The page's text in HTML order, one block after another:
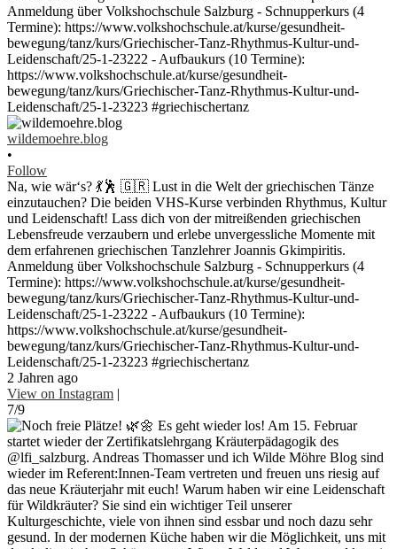
wildemoehre.blog
•
Follow
Na, wie wär‘s? 💃🕺 🇬🇷 Lust in die Welt der griechischen Tänze
einzutauchen? Die beiden VHS-Kurse verbinden Rhythmus, Kultur
und Leidenschaft! Lass dich von der mitreißenden griechischen
Lebensfreude verzaubern und erlebe unvergessliche Momente mit
dem erfahrenen griechischen Tanzlehrer Joannis Gkimpiritis.
Anmeldung über Volkshochschule Salzburg - Schnupperkurs (4
Termine): https://www.volkshochschule.at/kurse/gesundheit-
bewegung/tanz/kurs/Griechischer-Tanz-Rhythmus-Kultur-und-
Leidenschaft/25-1-23222 - Aufbaukurs (10 Termine):
https://www.volkshochschule.at/kurse/gesundheit-
bewegung/tanz/kurs/Griechischer-Tanz-Rhythmus-Kultur-und-
Leidenschaft/25-1-23223 #griechischertanz
2 Jahren ago
View on Instagram |
7/9